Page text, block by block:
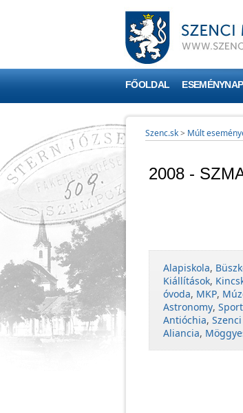
FŐOLDAL
Szenc.sk> Múlt
2008 -
Alapiskola,
Kiállítások,
óvoda, MKP,
Astronomy, Sport
Antióchia,
Aliancia,